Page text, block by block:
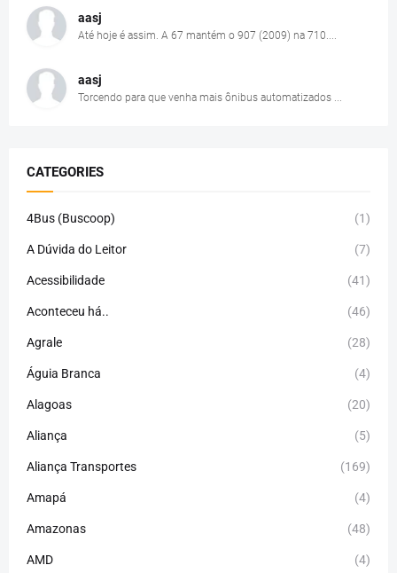
aasj
Até hoje é assim. A 67 mantém o 907 (2009) na 710....
aasj
Torcendo para que venha mais ônibus automatizados ...
CATEGORIES
4Bus (Buscoop) (1)
A Dúvida do Leitor (7)
Acessibilidade (41)
Aconteceu há.. (46)
Agrale (28)
Águia Branca (4)
Alagoas (20)
Aliança (5)
Aliança Transportes (169)
Amapá (4)
Amazonas (48)
AMD (4)